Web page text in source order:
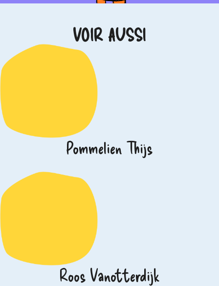
VOIR AUSSI
Pommelien Thijs
Roos Vanotterdijk